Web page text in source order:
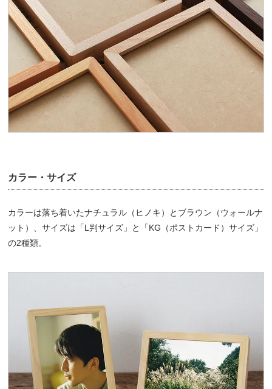
カラー・サイズ
カラーは落ち着いたナチュラル（ヒノキ）とブラウン（ウォールナ
ット）、サイズは「L判サイズ」と「KG（ポストカード）サイズ」
の2種類。